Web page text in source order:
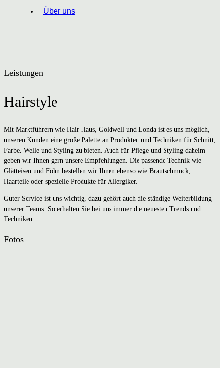
Über uns
Leistungen
Hairstyle
Mit Marktführern wie Hair Haus, Goldwell und Londa ist es uns möglich,
unseren Kunden eine große Palette an Produkten und Techniken für Schnitt,
Farbe, Welle und Styling zu bieten. Auch für Pflege und Styling daheim
geben wir Ihnen gern unsere Empfehlungen. Die passende Technik wie
Glätteisen und Föhn bestellen wir Ihnen ebenso wie Brautschmuck,
Haarteile oder spezielle Produkte für Allergiker.
Guter Service ist uns wichtig, dazu gehört auch die ständige Weiterbildung
unserer Teams. So erhalten Sie bei uns immer die neuesten Trends und
Techniken.
Fotos